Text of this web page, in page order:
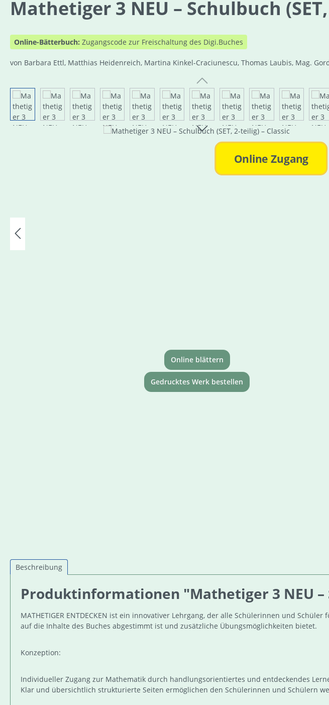
Mathetiger 3 NEU – Schulbuch
Online-Bätterbuch: Zugangscode zur Freischaltung des Digi.Buches
von Barbara Ettl, Matthias Heidenreich, Martina Kinkel-Craciunescu, Thomas Laubis, Mag.
Bildergalerie überspringen
Online Zugang
Online blättern
Gedrucktes Werk bestellen
Beschreibung
Produktinformationen "Mathetiger 3 NEU –
MATHETIGER ENTDECKEN ist ein innovativer Lehrgang, der alle Schülerinnen und
auf die Inhalte des Buches abgestimmt ist und zusätzliche Übungsmöglichkeiten bietet.
Konzeption:
Individueller Zugang zur Mathematik durch handlungsorientiertes und entdeckendes
Klar und übersichtlich strukturierte Seiten ermöglichen den Schülerinnen und Schülern